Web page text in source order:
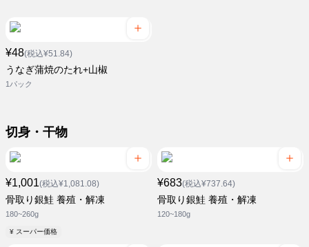
¥48(税込¥51.84)
うなぎ蒲焼のたれ+山椒
1パック
切身・干物
¥1,001(税込¥1,081.08)
骨取り銀鮭 養殖・解凍
180~260g
¥ スーパー価格
¥683(税込¥737.64)
骨取り銀鮭 養殖・解凍
120~180g